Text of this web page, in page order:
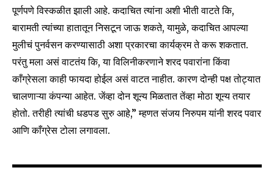
पूर्णपणे विस्कळीत झाली आहे. कदाचित त्यांना अशी भीती वाटते कि,
बारामती त्यांच्या हातातून निसटून जाऊ शकते, यामुळे, कदाचित आपल्या
मुलीचं पुनर्वसन करण्यासाठी अशा प्रकारचा कार्यक्रम ते करू शकतात.
परंतु मला असं वाटतंय कि, या विलिनीकरणाने शरद पवारांना किंवा
काँग्रेसला काही फायदा होईल असं वाटत नाहीत. कारण दोन्ही पक्ष तोट्यात
चालणाऱ्या कंपन्या आहेत. जेंव्हा दोन शून्य मिळतात तेंव्हा मोठा शून्य तयार
होतो. तरीही त्यांची धडपड सुरु आहे,” म्हणत संजय निरुपम यांनी शरद पवार
आणि काँग्रेस टोला लगावला.